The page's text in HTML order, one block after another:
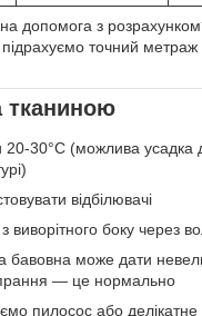
допомога з
точний
тканиною
30°C (можлива усадка
відбілювачі
виворітного боку через
бавовна може дати
— це нормально
пилосос або